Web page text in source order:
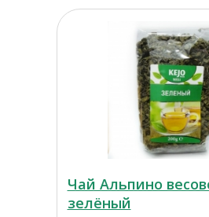
Чай Альпино
зелёный